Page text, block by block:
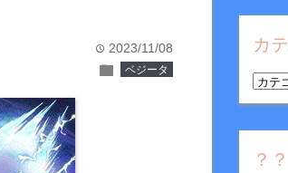
time 2023/11/08
folder ベジータ
カ
イ
カ
カ
テ
ゴ
リ
？